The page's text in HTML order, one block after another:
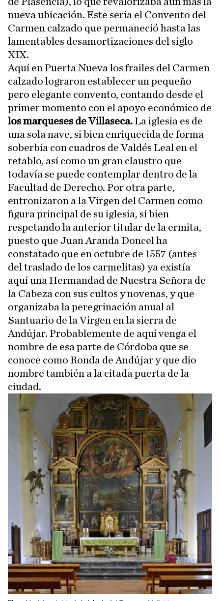
nueva ubicación. Este sería el Convento del
Carmen calzado que permaneció hasta las
lamentables desamortizaciones del siglo
XIX.
Aquí en Puerta Nueva los frailes del Carmen
calzado lograron establecer un pequeño
pero elegante convento, contando desde el
primer momento con el apoyo económico de
los marqueses de Villaseca.La iglesia es de
una sola nave, si bien enriquecida de forma
soberbia con cuadros de Valdés Leal en el
retablo, así como un gran claustro que
todavía se puede contemplar dentro de la
Facultad de Derecho. Por otra parte,
entronizaron a la Virgen del Carmen como
figura principal de su iglesia, si bien
respetando la anterior titular de la ermita,
puesto que Juan Aranda Doncel ha
constatado que en octubre de 1557 (antes
del traslado de los carmelitas) ya existía
aquí una Hermandad de Nuestra Señora de
la Cabeza con sus cultos y novenas, y que
organizaba la peregrinación anual al
Santuario de la Virgen en la sierra de
Andújar. Probablemente de aquí venga el
nombre de esa parte de Córdoba que se
conoce como Ronda de Andújar y que dio
nombre también a la citada puerta de la
ciudad.